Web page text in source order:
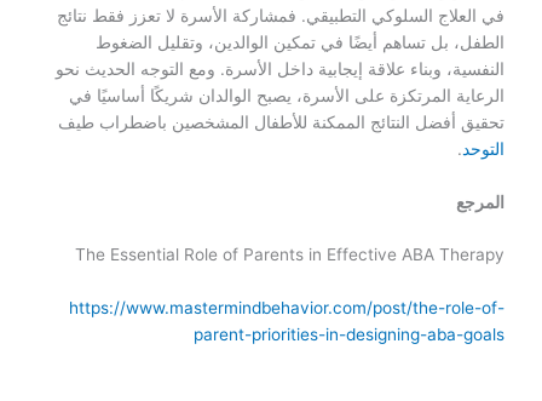
في العلاج السلوكي التطبيقي. فمشاركة الأسرة لا تعزز فقط نتائج
الطفل، بل تساهم أيضًا في تمكين الوالدين، وتقليل الضغوط
النفسية، وبناء علاقة إيجابية داخل الأسرة. ومع التوجه الحديث نحو
الرعاية المرتكزة على الأسرة، يصبح الوالدان شريكًا أساسيًا في
تحقيق أفضل النتائج الممكنة للأطفال المشخصين باضطراب طيف
التوحد.
المرجع
The Essential Role of Parents in Effective ABA Therapy
https://www.mastermindbehavior.com/post/the-role-of-
parent-priorities-in-designing-aba-goals